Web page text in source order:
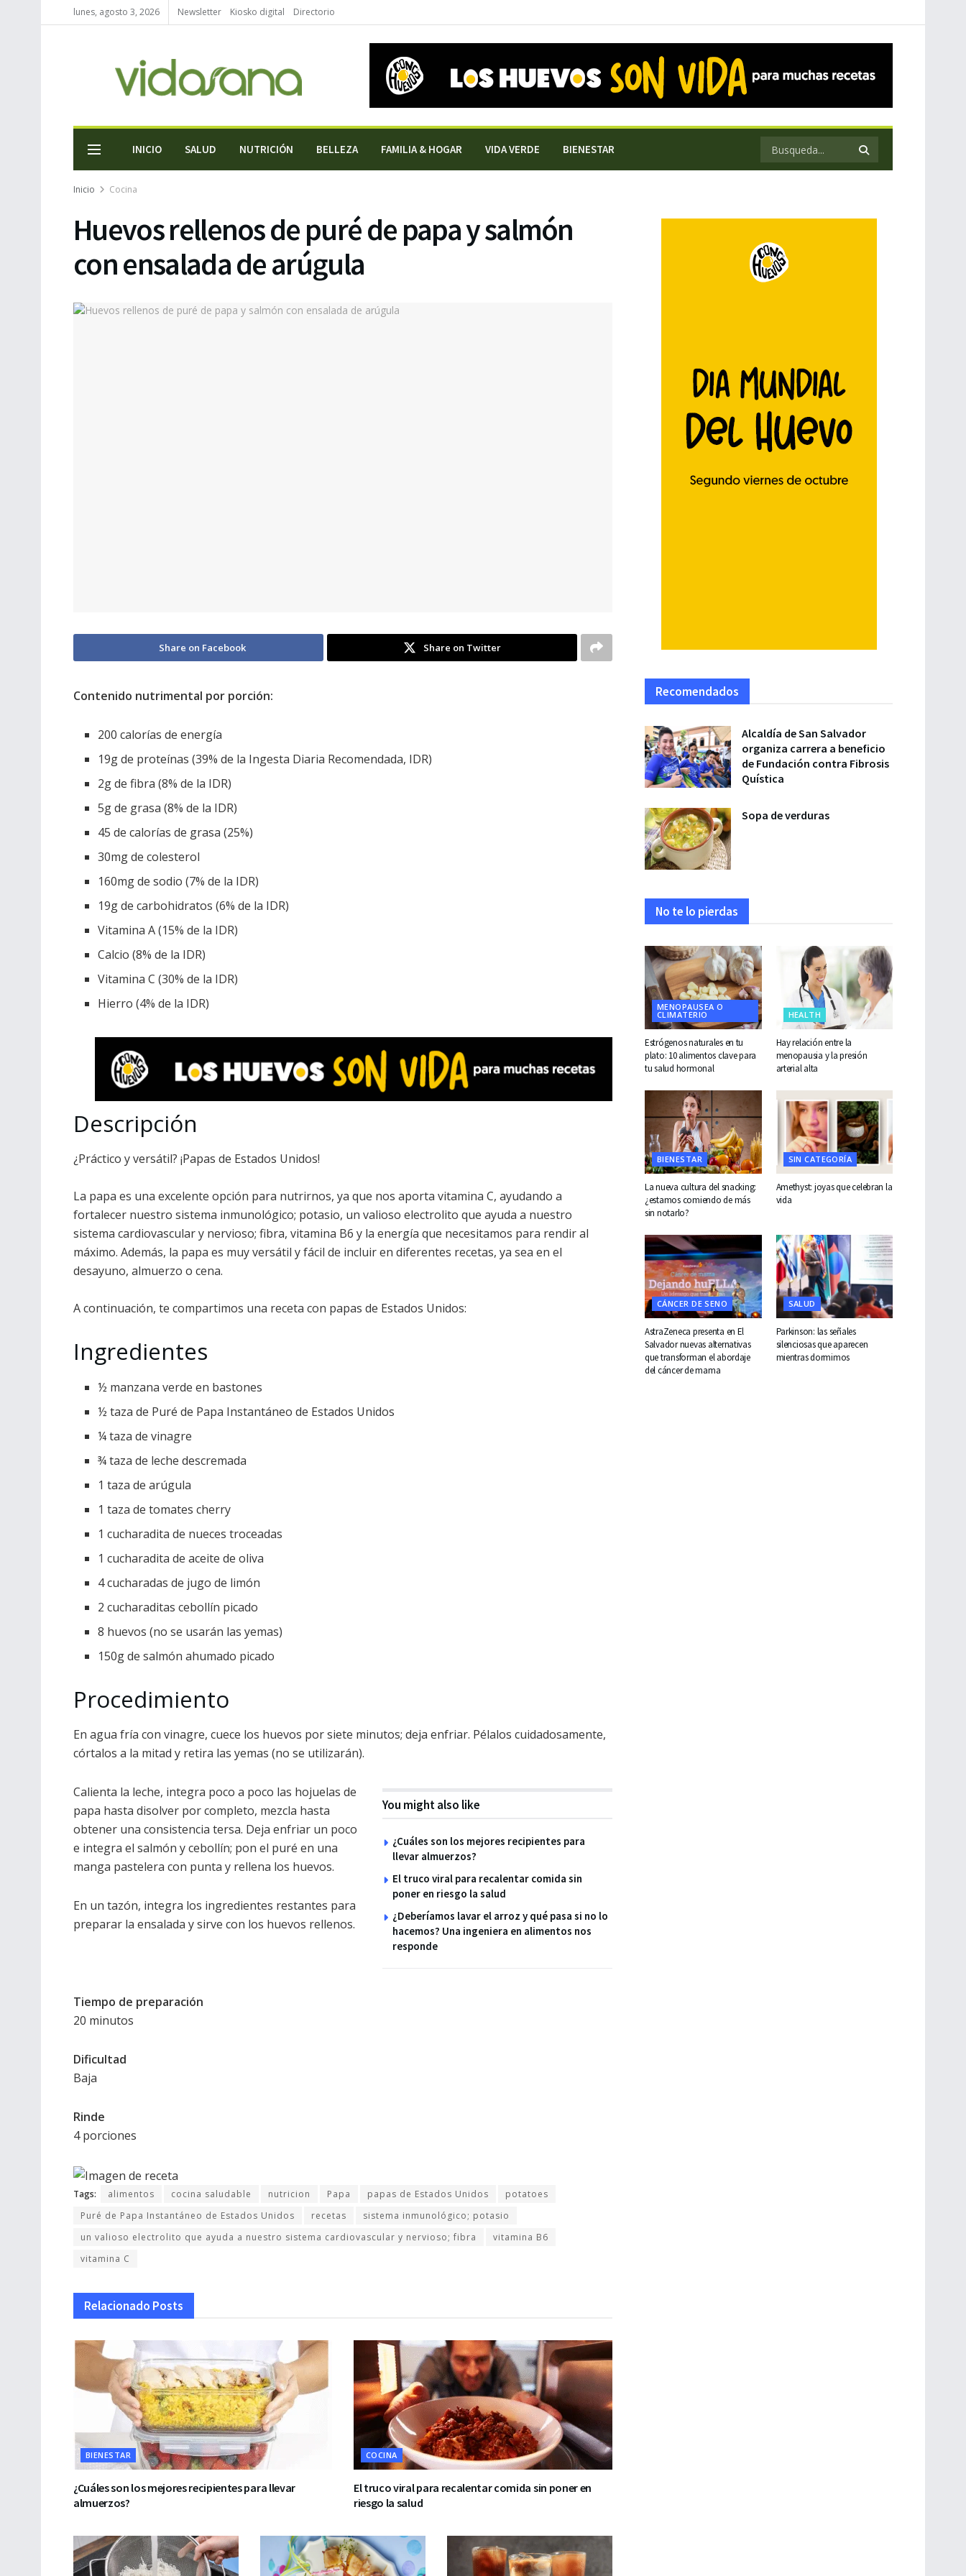
lunes, agosto 3, 2026 Newsletter Kiosko digital Directorio
INICIO SALUD NUTRICIÓN BELLEZA FAMILIA & HOGAR VIDA VERDE BIENESTAR
Inicio Cocina
Huevos rellenos de puré de papa y salmón
con ensalada de arúgula
Share on Facebook Share on Twitter
Contenido nutrimental por porción:
200 calorías de energía
19g de proteínas (39% de la Ingesta Diaria Recomendada, IDR)
2g de fibra (8% de la IDR)
5g de grasa (8% de la IDR)
45 de calorías de grasa (25%)
30mg de colesterol
160mg de sodio (7% de la IDR)
19g de carbohidratos (6% de la IDR)
Vitamina A (15% de la IDR)
Calcio (8% de la IDR)
Vitamina C (30% de la IDR)
Hierro (4% de la IDR)
Descripción
¿Práctico y versátil? ¡Papas de Estados Unidos!
La papa es una excelente opción para nutrirnos, ya que nos aporta vitamina C, ayudando a
fortalecer nuestro sistema inmunológico; potasio, un valioso electrolito que ayuda a nuestro
sistema cardiovascular y nervioso; fibra, vitamina B6 y la energía que necesitamos para rendir al
máximo. Además, la papa es muy versátil y fácil de incluir en diferentes recetas, ya sea en el
desayuno, almuerzo o cena.
A continuación, te compartimos una receta con papas de Estados Unidos:
Ingredientes
½ manzana verde en bastones
½ taza de Puré de Papa Instantáneo de Estados Unidos
¼ taza de vinagre
¾ taza de leche descremada
1 taza de arúgula
1 taza de tomates cherry
1 cucharadita de nueces troceadas
1 cucharadita de aceite de oliva
4 cucharadas de jugo de limón
2 cucharaditas cebollín picado
8 huevos (no se usarán las yemas)
150g de salmón ahumado picado
Procedimiento
En agua fría con vinagre, cuece los huevos por siete minutos; deja enfriar. Pélalos cuidadosamente,
córtalos a la mitad y retira las yemas (no se utilizarán).
You might also like
¿Cuáles son los mejores recipientes para
llevar almuerzos?
El truco viral para recalentar comida sin
poner en riesgo la salud
¿Deberíamos lavar el arroz y qué pasa si no lo
hacemos? Una ingeniera en alimentos nos
responde
Calienta la leche, integra poco a poco las hojuelas de
papa hasta disolver por completo, mezcla hasta
obtener una consistencia tersa. Deja enfriar un poco
e integra el salmón y cebollín; pon el puré en una
manga pastelera con punta y rellena los huevos.
En un tazón, integra los ingredientes restantes para
preparar la ensalada y sirve con los huevos rellenos.
Tiempo de preparación
20 minutos
Dificultad
Baja
Rinde
4 porciones
Tags: alimentos cocina saludable nutricion Papa papas de Estados Unidos
potatoes
Puré de Papa Instantáneo de Estados Unidos
recetas
sistema inmunológico; potasio
un valioso electrolito que ayuda a nuestro sistema cardiovascular y nervioso; fibra
vitamina B6
vitamina C
Relacionado Posts
BIENESTAR
¿Cuáles son los mejores recipientes para llevar
almuerzos?
COCINA
El truco viral para recalentar comida sin poner en
riesgo la salud
Recomendados
Alcaldía de San Salvador
organiza carrera a beneficio
de Fundación contra Fibrosis
Quística
Sopa de verduras
No te lo pierdas
MENOPAUSEA O
CLIMATERIO
Estrógenos naturales en tu
plato: 10 alimentos clave para
tu salud hormonal
HEALTH
Hay relación entre la
menopausia y la presión
arterial alta
BIENESTAR
La nueva cultura del snacking:
¿estamos comiendo de más
sin notarlo?
SIN CATEGORÍA
Amethyst: joyas que celebran la
vida
CÁNCER DE SENO
AstraZeneca presenta en El
Salvador nuevas alternativas
que transforman el abordaje
del cáncer de mama
SALUD
Parkinson: las señales
silenciosas que aparecen
mientras dormimos